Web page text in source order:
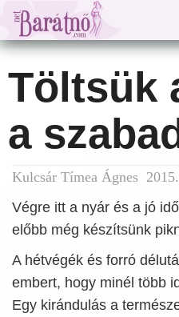
Töltsük
a
Kulcsár Tímea Ágnes
Végre itt a nyár és a jó
előbb még készítsünk
A hétvégék és forró
embert, hogy minél több
Egy kirándulás a